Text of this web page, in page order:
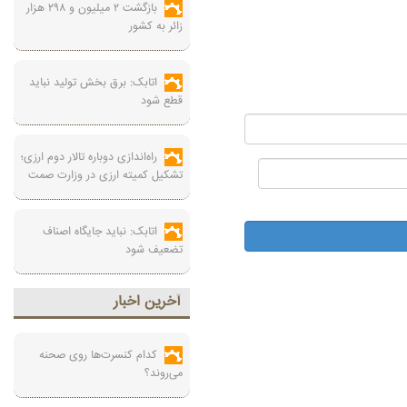
بازگشت ۲ میلیون و ۲۹۸ هزار
زائر به کشور
اتابک: برق بخش تولید نباید
قطع شود
راه‌اندازی دوباره تالار دوم ارزی؛
تشکیل کمیته ارزی در وزارت صمت
اتابک: نباید جایگاه اصناف
تضعیف شود
آخرين اخبار
کدام کنسرت‌ها روی صحنه
می‌روند؟